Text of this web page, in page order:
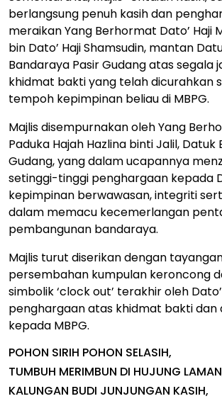
berlangsung penuh kasih dan
meraikan Yang Berhormat Dato’ Haji
bin Dato’ Haji Shamsudin, mantan
Bandaraya Pasir Gudang atas segala
khidmat bakti yang telah dicurahkan
tempoh kepimpinan beliau di MBPG.
Majlis disempurnakan oleh Yang
Paduka Hajah Hazlina binti Jalil, Datuk
Gudang, yang dalam ucapannya
setinggi-tinggi penghargaan kepada
kepimpinan berwawasan, integriti
dalam memacu kecemerlangan
pembangunan bandaraya.
Majlis turut diserikan dengan
persembahan kumpulan keroncong
simbolik ‘clock out’ terakhir oleh
penghargaan atas khidmat bakti dan
kepada MBPG.
POHON SIRIH POHON SELASIH,
TUMBUH MERIMBUN DI HUJUNG
KALUNGAN BUDI JUNJUNGAN KASIH,